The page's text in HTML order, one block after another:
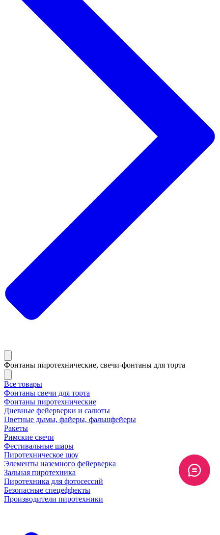
Фонтаны пиротехнические, свечи-фонтаны для торта
Все товары
Фонтаны свечи для торта
Фонтаны пиротехнические
Дневные фейерверки и салюты
Цветные дымы, файеры, фальшфейеры
Ракеты
Римские свечи
Фестивальные шары
Пиротехническое шоу
Элементы наземного фейерверка
Зальная пиротехника
Пиротехника для фотосессий
Безопасные спецеффекты
Производители пиротехники